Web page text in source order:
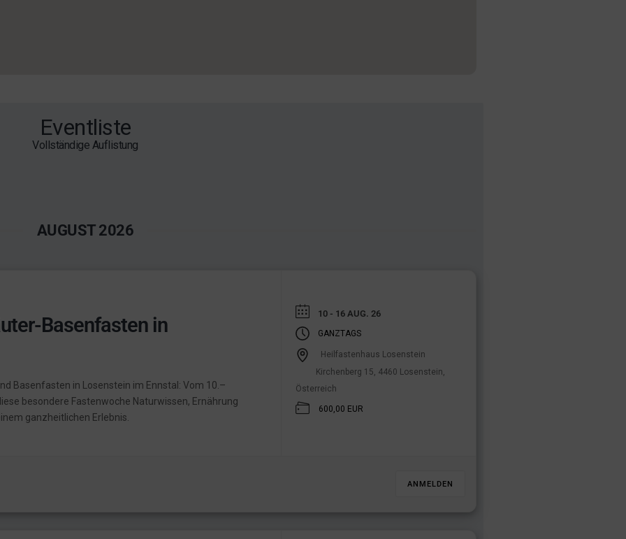
Eventliste
Vollständige Auflistung
AUGUST 2026
Basenfasten in
Basenfasten in Losenstein im Ennstal: Vom 10.–
besondere Fastenwoche Naturwissen, Ernährung
ganzheitlichen Erlebnis.
10 - 16 AUG. 26
GANZTAGS
Heilfastenhaus Losenstein
Kirchenberg 15, 4460 Losenstein,
Österreich
600,00 EUR
ANMELDEN